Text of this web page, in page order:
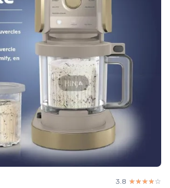
3.8 ☆☆☆☆☆
★★★★★